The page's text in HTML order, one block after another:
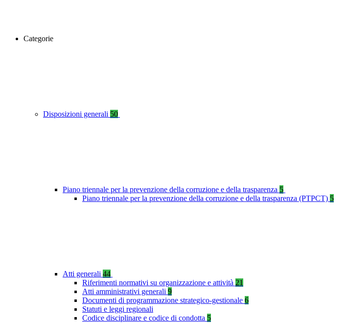
Categorie
Disposizioni generali 50
Piano triennale per la prevenzione della corruzione e della trasparenza 5
Piano triennale per la prevenzione della corruzione e della trasparenza (PTPCT) 5
Atti generali 44
Riferimenti normativi su organizzazione e attività 21
Atti amministrativi generali 9
Documenti di programmazione strategico-gestionale 6
Statuti e leggi regionali
Codice disciplinare e codice di condotta 5